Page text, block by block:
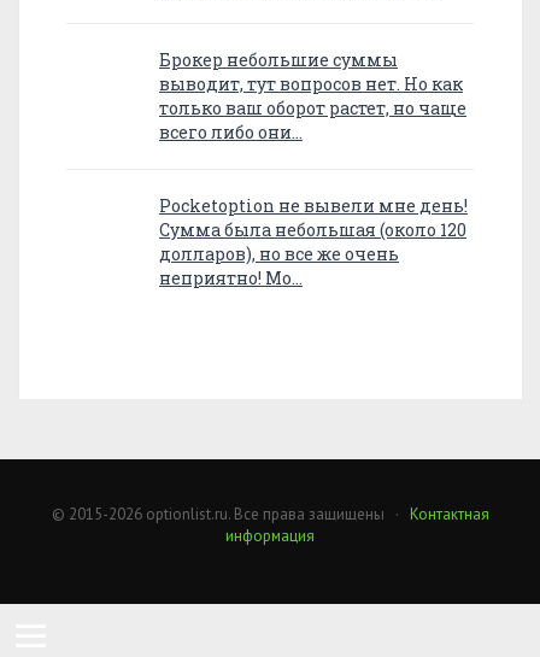
Брокер небольшие суммы
выводит, тут вопросов нет. Но как
только ваш оборот растет, но чаще
всего либо они…
Pocketoption не вывели мне день!
Сумма была небольшая (около 120
долларов), но все же очень
неприятно! Мо…
© 2015-2026 optionlist.ru. Все права защищены · Контактная
информация